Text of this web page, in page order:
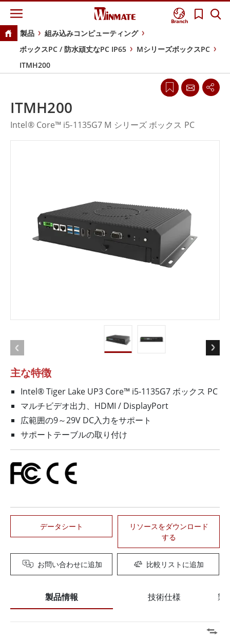
Branch
製品
組み込みコンピューティング
ボックスPC / 防水頑丈なPC IP65
MシリーズボックスPC
ITMH200
主な特徴
Intel® Tiger Lake UP3 Core™ i5-1135G7 ボックス PC
マルチビデオ出力、HDMI / DisplayPort
広範囲の9～29V DC入力をサポート
サポートテーブルの取り付け
データシート
リソースをダウンロード
する
お問い合わせに追加 比較リストに追加
ITMH200
Intel® Core™ i5-1135G7 M シリーズ ボックス PC
製品情報 技術仕様 製